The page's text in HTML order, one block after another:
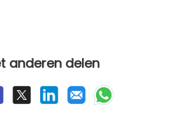
anderen delen